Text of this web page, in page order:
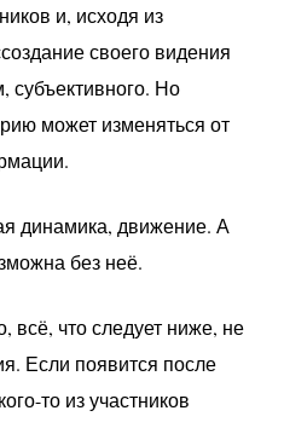
и, исходя из
своего видения
субъективного. Но
может изменяться от
динамика, движение. А
без неё.
всё, что следует ниже, не
Если появится после
то из участников